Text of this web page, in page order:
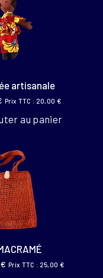
artisanale
Prix TTC : 20,00 €
au panier
€ Prix TTC : 25,00 €